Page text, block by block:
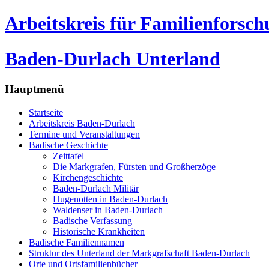
Arbeitskreis für
Baden-Durlach Unterland
Hauptmenü
Startseite
Arbeitskreis Baden-Durlach
Termine und Veranstaltungen
Badische Geschichte
Zeittafel
Die Markgrafen, Fürsten und Großherzöge
Kirchengeschichte
Baden-Durlach Militär
Hugenotten in Baden-Durlach
Waldenser in Baden-Durlach
Badische Verfassung
Historische Krankheiten
Badische Familiennamen
Struktur des Unterland der Markgrafschaft Baden-Durlach
Orte und Ortsfamilienbücher